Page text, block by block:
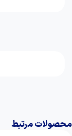
محصولات مرتبط